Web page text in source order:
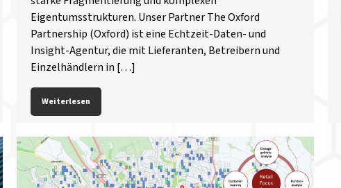
Eigentumsstrukturen. Unser Partner The Oxford
Partnership (Oxford) ist eine Echtzeit-Daten- und
Insight-Agentur, die mit Lieferanten, Betreibern und
Einzelhändlern in […]
Weiterlesen